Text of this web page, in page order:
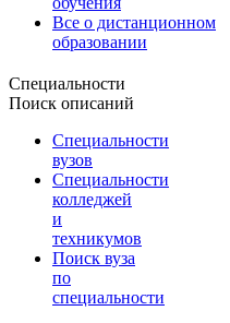
Все о дистанционном
образовании
Специальности
Поиск описаний
Специальности
вузов
Специальности
колледжей
и
техникумов
Поиск вуза
по
специальности